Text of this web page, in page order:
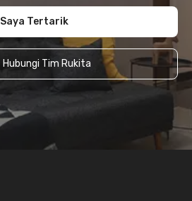
Saya Tertarik
Hubungi Tim Rukita